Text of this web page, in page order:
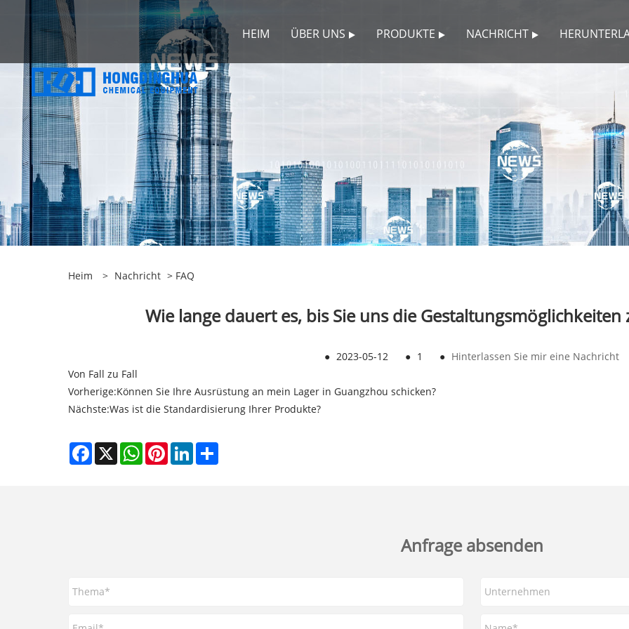
HEIM ÜBER UNS PRODUKTE NACHRICHT
Heim > Nachricht > FAQ
Wie lange dauert es, bis Sie uns die
● 2023-05-12 ● 1 ● Hinterlassen Sie mir eine Nachricht
Von Fall zu Fall
Vorherige:Können Sie Ihre Ausrüstung an mein Lager in Guangzhou schicken?
Nächste:Was ist die Standardisierung Ihrer Produkte?
Facebook
X WhatsAppPinterestLinkedIn
Anfrage absenden